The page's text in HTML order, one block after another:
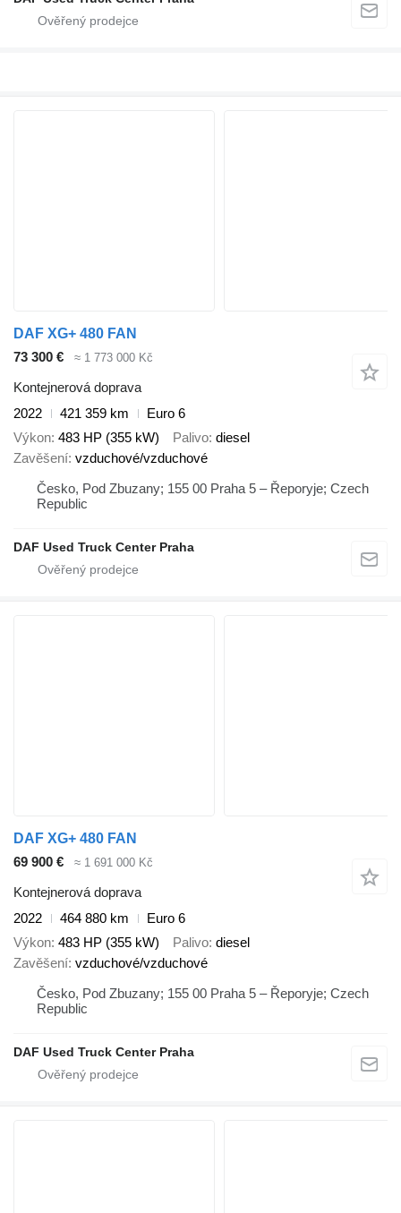
DAF XG+ 480 FAN
73 300 €
≈ 1 773 000 Kč
Kontejnerová doprava
2022
421 359 km
Euro 6
Výkon 483 HP (355 kW) Palivo diesel
Zavěšení vzduchové/vzduchové
Česko, Pod Zbuzany; 155 00 Praha 5 – Řeporyje; Czech
Republic
DAF Used Truck Center Praha
DAF XG+ 480 FAN
69 900 €
≈ 1 691 000 Kč
Kontejnerová doprava
2022
464 880 km
Euro 6
Výkon 483 HP (355 kW) Palivo diesel
Zavěšení vzduchové/vzduchové
Česko, Pod Zbuzany; 155 00 Praha 5 – Řeporyje; Czech
Republic
DAF Used Truck Center Praha